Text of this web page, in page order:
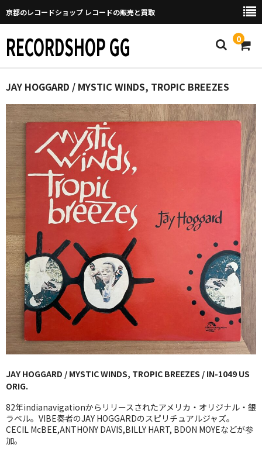
京都のレコードショップ レコードの販売と買取
RECORDSHOP GG 0
Home
マイページ
GGについて
買取について
取り置きなどについて
Categories
New Arrivals
新譜
GG RECORD （当店のレーベル）
全商品
JAZZ-US
BLUE NOTE
JAZZ-EU
JAZZ-JP
JAZZ-VOCAL
JAY HOGGARD / MYSTIC WINDS, TROPIC BREEZES
JAY HOGGARD / MYSTIC WINDS, TROPIC BREEZES / IN-1049 US
ORIG.
82年indianavigationからリリースされたアメリカ・オリジナル・銀
ラベル。VIBE奏者のJAY HOGGARDのスピリチュアルジャズ。
CECIL McBEE,ANTHONY DAVIS,BILLY HART, BDON MOYEなどが参
加。